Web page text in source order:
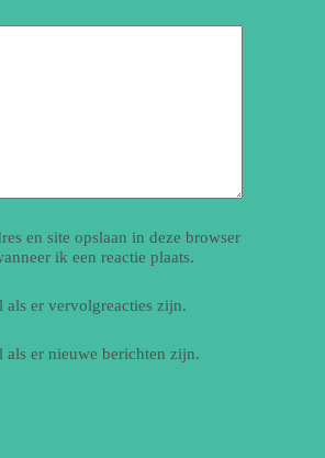
en site opslaan in deze browser
ik een reactie plaats.
als er vervolgreacties zijn.
als er nieuwe berichten zijn.